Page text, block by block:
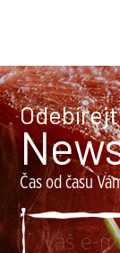
Čas od času